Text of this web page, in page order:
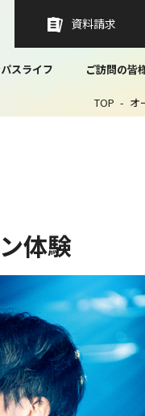
資料請求
スライフ ご訪問の皆
TOP オ
体験